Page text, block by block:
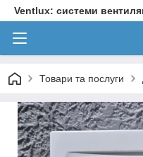
Ventlux: системи
Товари та послуги